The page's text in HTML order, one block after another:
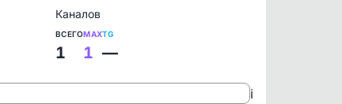
Каналов
ВСЕГО
1
MAX
1
TG
—
ℹ️